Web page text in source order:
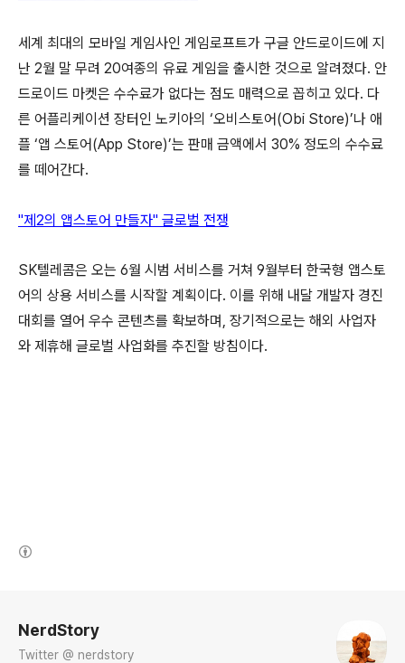
세계 최대의 모바일 게임사인 게임로프트가 구글 안드로이드에 지
난 2월 말 무려 20여종의 유료 게임을 출시한 것으로 알려졌다. 안
드로이드 마켓은 수수료가 없다는 점도 매력으로 꼽히고 있다. 다
른 어플리케이션 장터인 노키아의 ‘오비스토어(Obi Store)’나 애
플 ‘앱 스토어(App Store)’는 판매 금액에서 30% 정도의 수수료
를 떼어간다.
"제2의 앱스토어 만들자" 글로벌 전쟁
SK텔레콤은 오는 6월 시범 서비스를 거쳐 9월부터 한국형 앱스토
어의 상용 서비스를 시작할 계획이다. 이를 위해 내달 개발자 경진
대회를 열어 우수 콘텐츠를 확보하며, 장기적으로는 해외 사업자
와 제휴해 글로벌 사업화를 추진할 방침이다.
NerdStory
Twitter @ nerdstory